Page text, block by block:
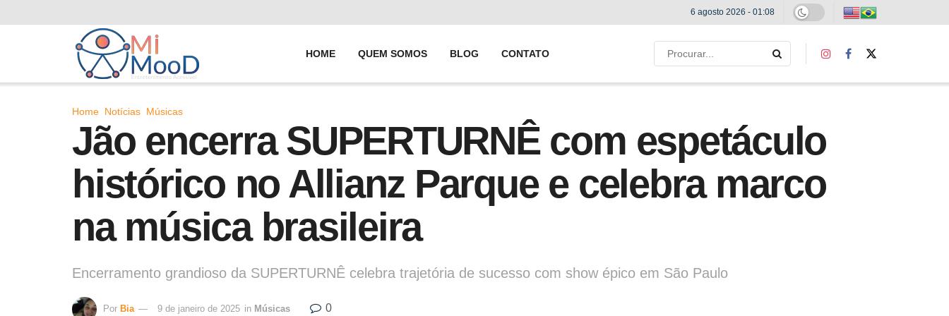
6 agosto 2026 - 01:08
HOME QUEM SOMOS BLOG CONTATO
Home Notícias Músicas
Jão encerra SUPERTURNÊ com espetáculo
histórico no Allianz Parque e celebra marco
na música brasileira
Encerramento grandioso da SUPERTURNÊ celebra trajetória de sucesso com show épico em São Paulo
Por Bia 9 de janeiro de 2025 in Músicas 0